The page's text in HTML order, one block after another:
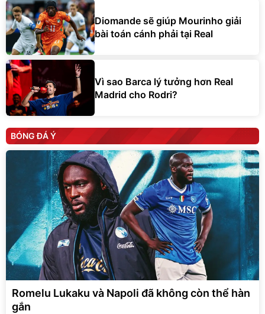
Diomande sẽ giúp Mourinho giải
bài toán cánh phải tại Real
Vì sao Barca lý tưởng hơn Real
Madrid cho Rodri?
BÓNG ĐÁ Ý
Romelu Lukaku và Napoli đã không còn thể hàn
gắn